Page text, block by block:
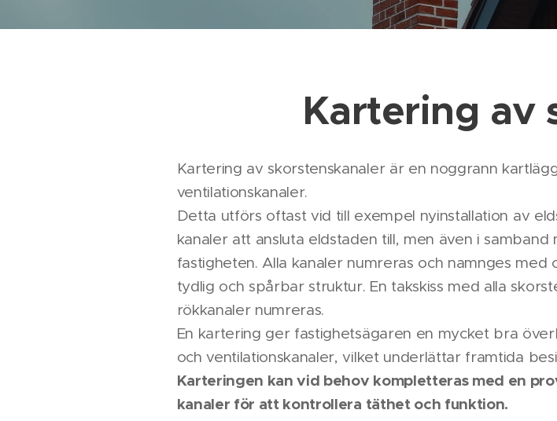
Kartering av
Kartering av skorstenskanaler är en noggrann
ventilationskanaler.
Detta utförs oftast vid till exempel nyinstallation av
kanaler att ansluta eldstaden till, men även i
fastigheten. Alla kanaler numreras och namnges
tydlig och spårbar struktur. En takskiss med alla
rökkanaler numreras.
En kartering ger fastighetsägaren en mycket bra
och ventilationskanaler, vilket underlättar framtida
Karteringen kan vid behov kompletteras med en
kanaler för att kontrollera täthet och funktion.